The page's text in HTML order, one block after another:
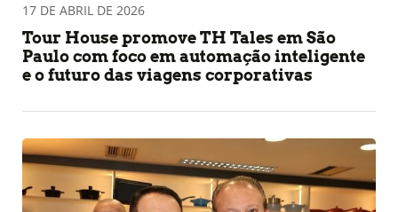
17 DE ABRIL DE 2026
Tour House promove TH Tales em São
Paulo com foco em automação inteligente
e o futuro das viagens corporativas